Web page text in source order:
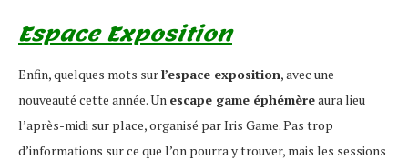
Espace Exposition
Enfin, quelques mots surl’espace exposition, avec une
nouveauté cette année. Un escape game éphémèreaura lieu
l’après-midi sur place, organisé par Iris Game. Pas trop
d’informations sur ce que l’on pourra y trouver, mais les sessions